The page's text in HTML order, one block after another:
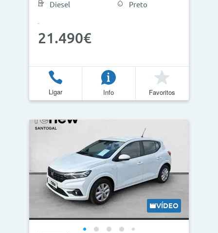
Diesel
Preto
21.490€
Ligar Info Favoritos
VÍDEO